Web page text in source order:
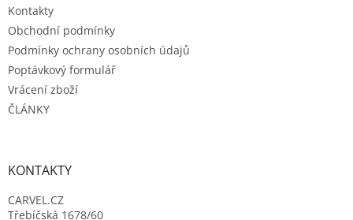
Kontakty
Obchodní podmínky
Podmínky ochrany osobních údajů
Poptávkový formulář
Vrácení zboží
ČLÁNKY
KONTAKTY
CARVEL.CZ
Třebíčská 1678/60